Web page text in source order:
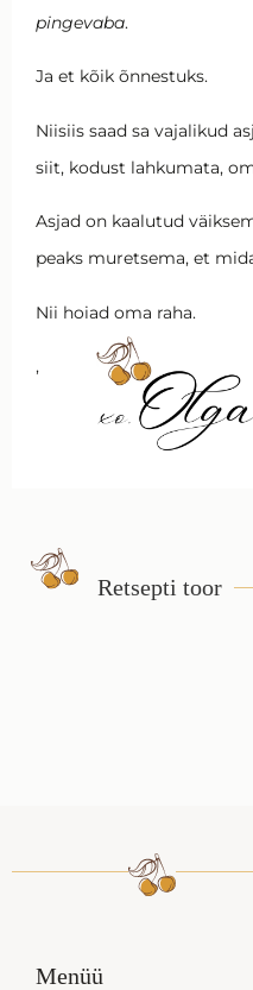
pingevaba.
Ja et kõik õnnestuks.
Niisiis saad sa vajalikud
siit, kodust lahkumata,
Asjad on kaalutud
peaks muretsema, et
Nii hoiad oma raha.
,
Retsepti toor
Menüü